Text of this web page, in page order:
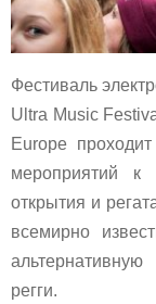
Фестиваль
Ultra Music
Europe
мероприятий к
открытия и
всемирно
регги.